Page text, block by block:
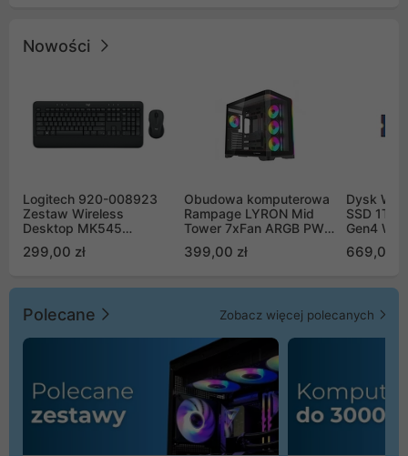
Nowości
Logitech 920-008923
Zestaw Wireless
Desktop MK545
299,00 zł
Obudowa komputerowa
Rampage LYRON Mid
Tower 7xFan ARGB PWM
399,00 zł
Dysk WD
SSD 1TB
Gen4
669,00
Polecane Zobacz więcej polecanych